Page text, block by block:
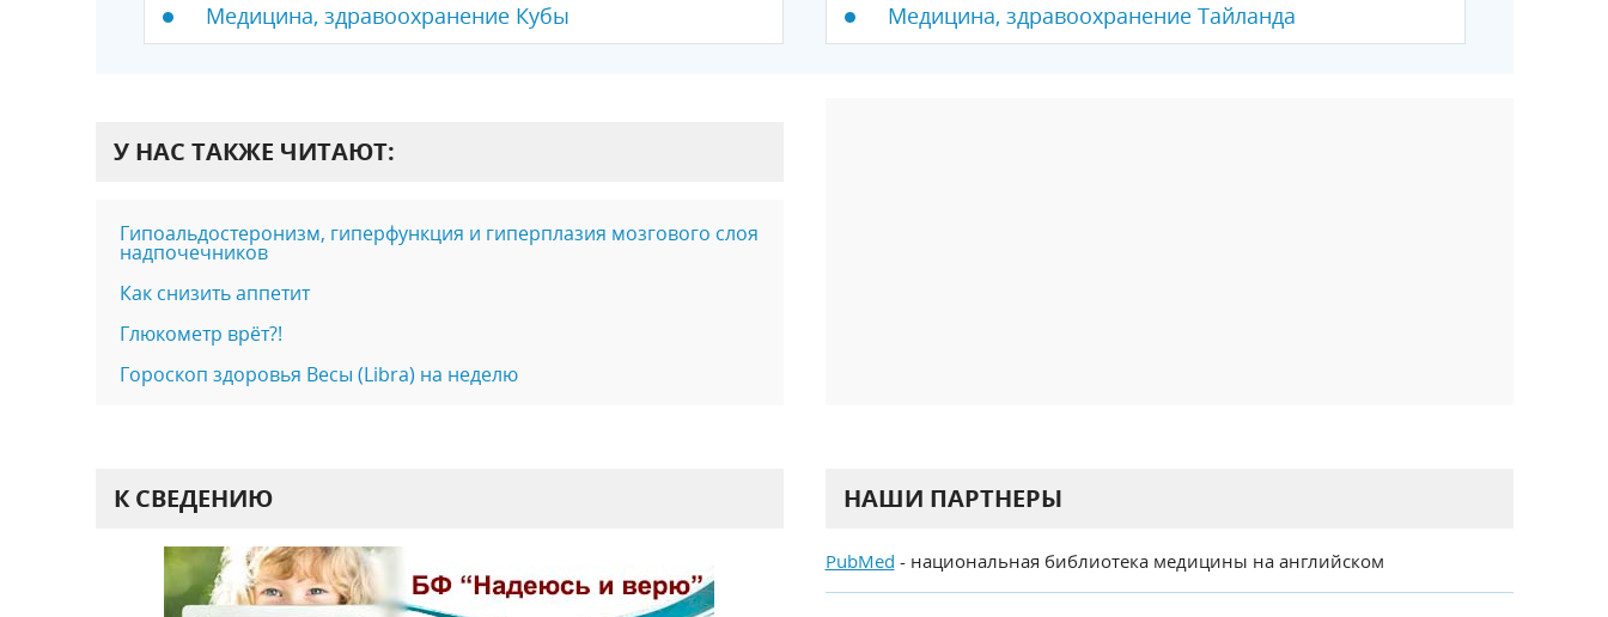
Медицина, здравоохранение Кубы Медицина, здравоохранение Тайланда
У НАС ТАКЖЕ ЧИТАЮТ:
Гипоальдостеронизм, гиперфункция и гиперплазия мозгового слоя
надпочечников
Как снизить аппетит
Глюкометр врёт?!
Гороскоп здоровья Весы (Libra) на неделю
К СВЕДЕНИЮ НАШИ ПАРТНЕРЫ
PubMed - национальная библиотека медицины на английском